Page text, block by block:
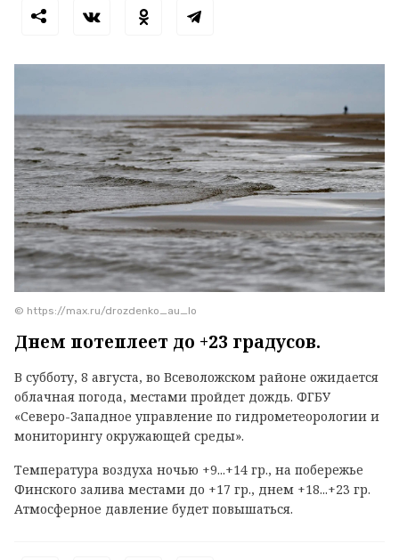
© https://max.ru/drozdenko_au_lo
Днем потеплеет до +23 градусов.
В субботу, 8 августа, во Всеволожском районе ожидается
облачная погода, местами пройдет дождь. ФГБУ
«Северо-Западное управление по гидрометеорологии и
мониторингу окружающей среды».
Температура воздуха ночью +9...+14 гр., на побережье
Финского залива местами до +17 гр., днем +18...+23 гр.
Атмосферное давление будет повышаться.